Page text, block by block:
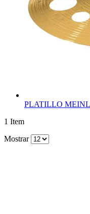
PLATILLO
1 Item
Mostrar